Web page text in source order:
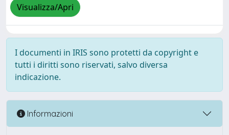
Visualizza/Apri
I documenti in IRIS sono protetti da copyright e
tutti i diritti sono riservati, salvo diversa
indicazione.
Informazioni